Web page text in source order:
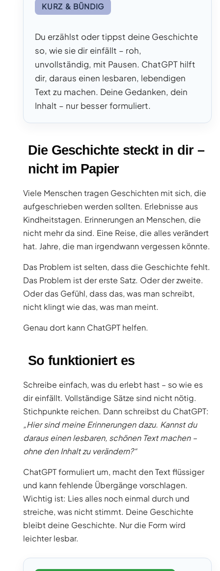
KURZ & BÜNDIG
Du erzählst oder tippst deine Geschichte
so, wie sie dir einfällt – roh,
unvollständig, mit Pausen. ChatGPT hilft
dir, daraus einen lesbaren, lebendigen
Text zu machen. Deine Gedanken, dein
Inhalt – nur besser formuliert.
Die Geschichte steckt in dir –
nicht im Papier
Viele Menschen tragen Geschichten mit sich, die
aufgeschrieben werden sollten. Erlebnisse aus
Kindheitstagen. Erinnerungen an Menschen, die
nicht mehr da sind. Eine Reise, die alles verändert
hat. Jahre, die man irgendwann vergessen könnte.
Das Problem ist selten, dass die Geschichte fehlt.
Das Problem ist der erste Satz. Oder der zweite.
Oder das Gefühl, dass das, was man schreibt,
nicht klingt wie das, was man meint.
Genau dort kann ChatGPT helfen.
So funktioniert es
Schreibe einfach, was du erlebt hast – so wie es
dir einfällt. Vollständige Sätze sind nicht nötig.
Stichpunkte reichen. Dann schreibst du ChatGPT:
„Hier sind meine Erinnerungen dazu. Kannst du
daraus einen lesbaren, schönen Text machen –
ohne den Inhalt zu verändern?“
ChatGPT formuliert um, macht den Text flüssiger
und kann fehlende Übergänge vorschlagen.
Wichtig ist: Lies alles noch einmal durch und
streiche, was nicht stimmt. Deine Geschichte
bleibt deine Geschichte. Nur die Form wird
leichter lesbar.